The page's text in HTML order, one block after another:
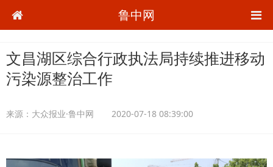
鲁中网
文昌湖区综合行政执法局持续推进移动
污染源整治工作
来源： 大众报业·鲁中网 2020-07-18 08:39:00